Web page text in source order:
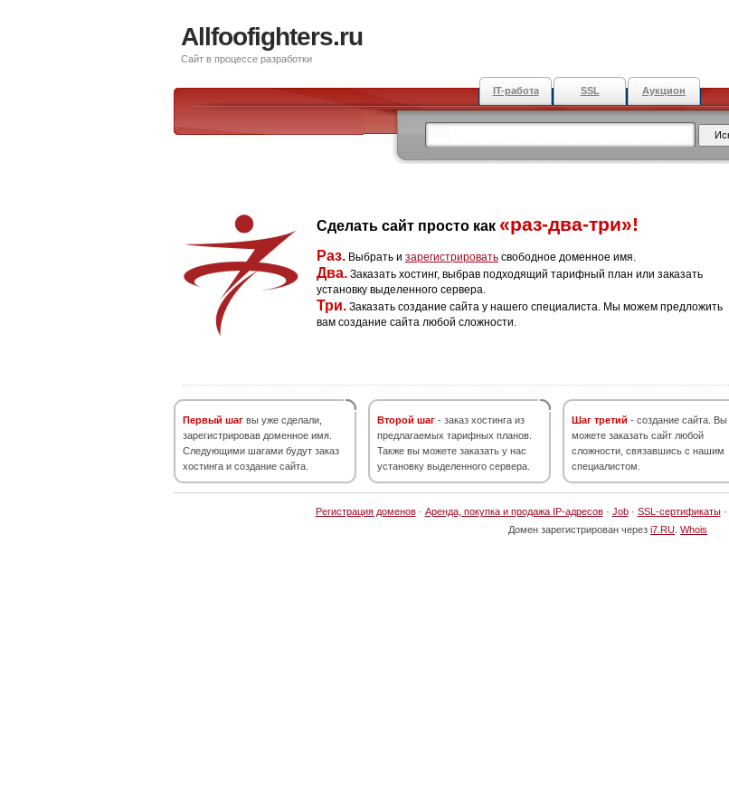
Allfoofighters.ru
Сайт в процессе разработки
IT-работа SSL Аукцион
Сделать сайт просто как «раз-два-три»!
Раз. Выбрать и зарегистрировать свободное доменное имя.
Два. Заказать хостинг, выбрав подходящий тарифный план или заказать
установку выделенного сервера.
Три. Заказать создание сайта у нашего специалиста. Мы можем предложить
вам создание сайта любой сложности.
Первый шаг вы уже сделали,
зарегистрировав доменное имя.
Следующими шагами будут заказ
хостинга и создание сайта.
Второй шаг - заказ хостинга из
предлагаемых тарифных планов.
Также вы можете заказать у нас
установку выделенного сервера.
Шаг третий - создание сайта. Вы
можете заказать сайт любой
сложности, связавшись с нашим
специалистом.
Регистрация доменов· Аренда, покупка и продажа IP-адресов· Job· SSL-сертификаты·
Домен зарегистрирован через i7.RU Whois